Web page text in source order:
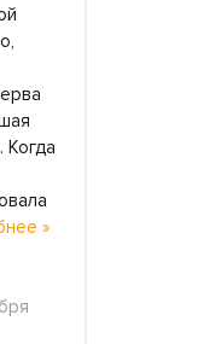
Когда
»